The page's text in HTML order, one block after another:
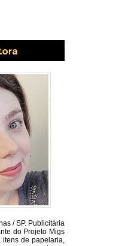
/ SP. Publicitária
do Projeto Migs
de papelaria,